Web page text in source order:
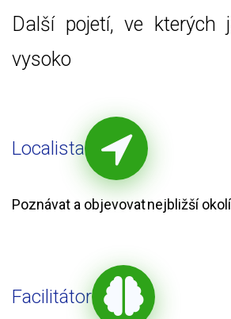
Další pojetí, ve kterých
vysoko
Localista
Poznávat a objevovat nejbližší okolí
Facilitátor